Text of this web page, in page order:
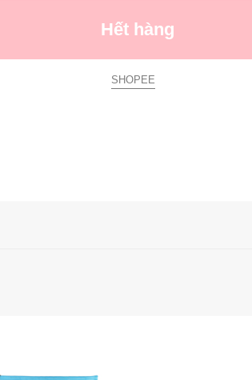
Hết hàng
SHOPEE